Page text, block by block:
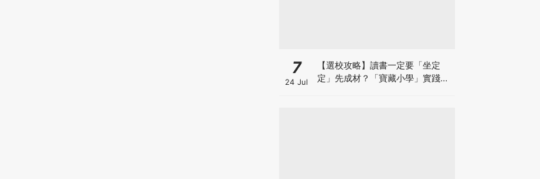
7
24 Jul
【選校攻略】讀書一定要「坐定
定」先成材？「寶藏小學」實踐動